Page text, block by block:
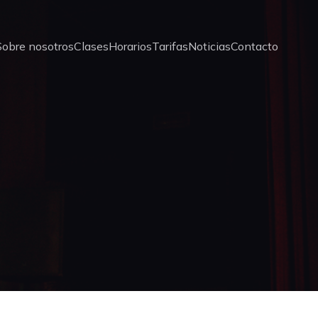
nosotrosClasesHorariosTarifasNoticiasContacto